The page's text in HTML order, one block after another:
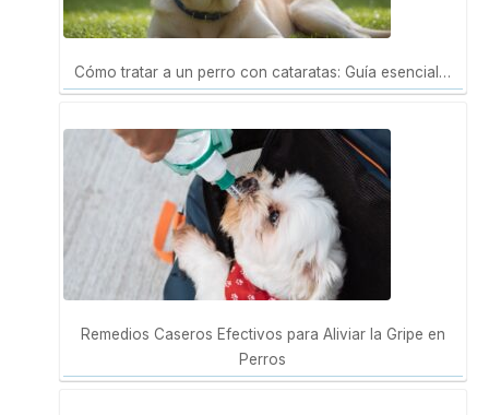
Cómo tratar a un perro con cataratas: Guía esencial…
Remedios Caseros Efectivos para Aliviar la Gripe en
Perros